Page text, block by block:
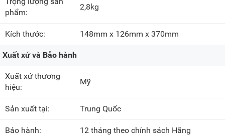
phẩm:
2,8kg
Kích thước: 148mm x 126mm x 370mm
Xuất xứ và Bảo hành
Xuất xứ thương
hiệu:
Mỹ
Sản xuất tại: Trung Quốc
Bảo hành: 12 tháng theo chính sách Hãng